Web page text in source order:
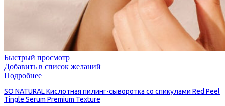
Быстрый просмотр
Добавить в список желаний
Подробнее
SO NATURAL Кислотная пилинг-сыворотка со спикулами Red Peel
Tingle Serum Premium Texture